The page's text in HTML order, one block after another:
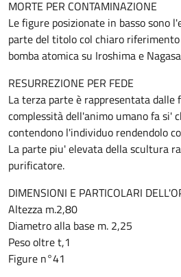
MORTE PER CONTAMINAZIONE
Le figure posizionate in basso sono
parte del titolo col chiaro
bomba atomica su Iroshima e
RESURREZIONE PER FEDE
La terza parte è rappresentata
complessità dell'animo umano fa si'
contendono l'individuo rendendolo
La parte piu' elevata della scultura
purificatore.
DIMENSIONI E PARTICOLARI
Altezza m.2,80
Diametro alla base m. 2,25
Peso oltre t,1
Figure n°41